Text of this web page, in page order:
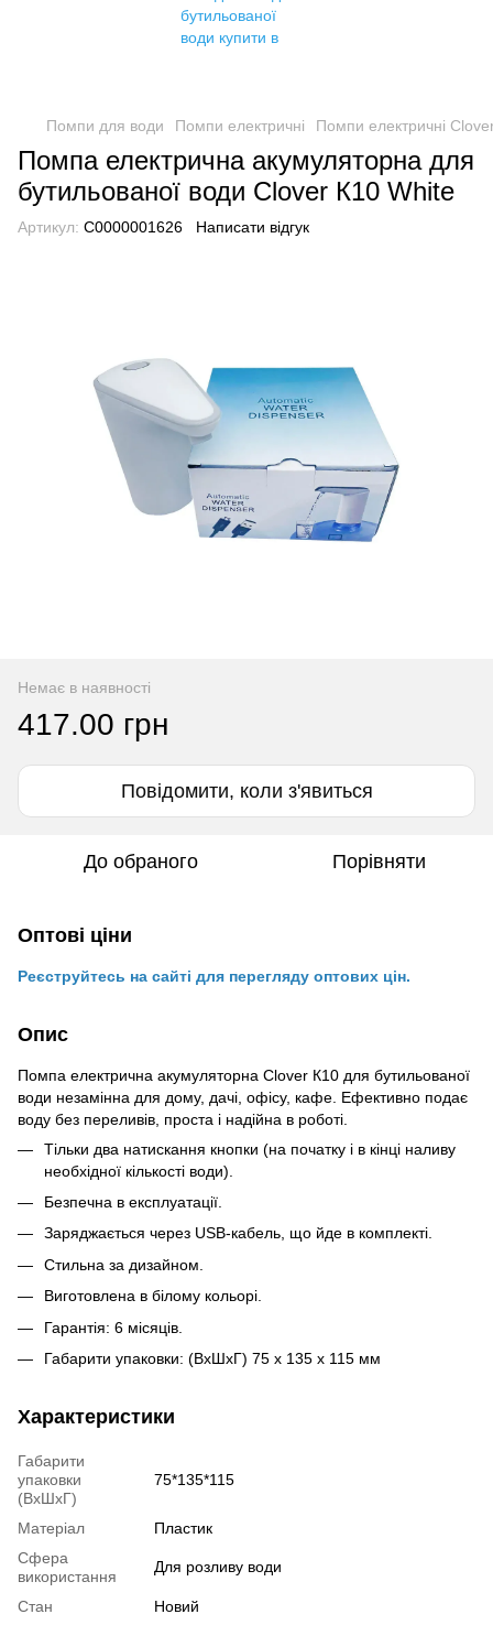
Помпи для води Помпи електричні Помпи електричні
Помпа електрична акумуляторна для
бутильованої води Clover К10 White
Артикул: C0000001626 Написати відгук
Немає в наявності
417.00 грн
Повідомити, коли з'явиться
До обраного Порівняти
Оптові ціни
Реєструйтесь на сайті для перегляду оптових цін.
Опис
Помпа електрична акумуляторна Clover К10 для бутильованої
води незамінна для дому, дачі, офісу, кафе. Ефективно подає
воду без переливів, проста і надійна в роботі.
Тільки два натискання кнопки (на початку і в кінці наливу
необхідної кількості води).
Безпечна в експлуатації.
Заряджається через USB-кабель, що йде в комплекті.
Стильна за дизайном.
Виготовлена в білому кольорі.
Гарантія: 6 місяців.
Габарити упаковки: (ВхШхГ) 75 х 135 х 115 мм
Характеристики
Габарити
упаковки
(ВхШхГ)
75*135*115
Матеріал
Пластик
Сфера
використання
Для розливу води
Стан
Новий